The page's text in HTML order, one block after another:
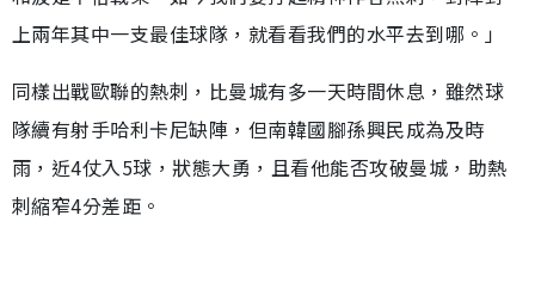
上兩年其中一支最佳球隊，就看看我們的水平去到哪。」
同樣出戰歐聯的熱刺，比曼城有多一天時間休息，雖然球
隊續有射手哈利卡尼缺陣，但南韓國腳孫興民成為及時
雨，近4仗入5球，狀態大勇，且看他能否攻破曼城，助熱
刺縮窄4分差距。